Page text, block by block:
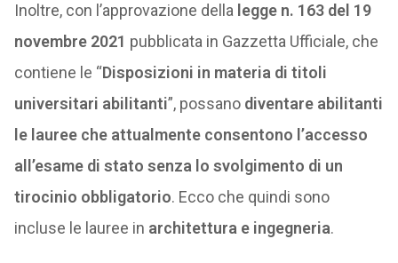
Inoltre, con l’approvazione della legge n. 163 del 19
novembre 2021 pubblicata in Gazzetta Ufficiale, che
contiene le “Disposizioni in materia di titoli
universitari abilitanti”, possano diventare abilitanti
le lauree che attualmente consentono l’accesso
all’esame di stato senza lo svolgimento di un
tirocinio obbligatorio. Ecco che quindi sono
incluse le lauree in architettura e ingegneria.